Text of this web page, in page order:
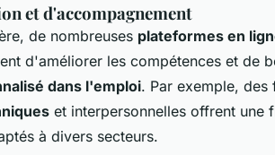
et d'accompagnement
de nombreuses plateformes en
d'améliorer les compétences et de
dans l'emploi. Par exemple, des
et interpersonnelles offrent une
à divers secteurs.